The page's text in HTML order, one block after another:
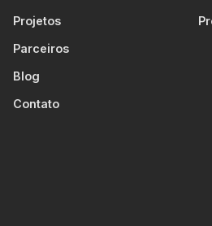
Projetos
Parceiros
Blog
Contato